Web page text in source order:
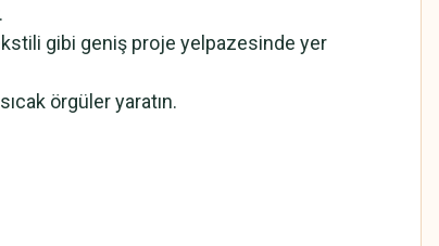
gibi geniş proje yelpazesinde yer
örgüler yaratın.